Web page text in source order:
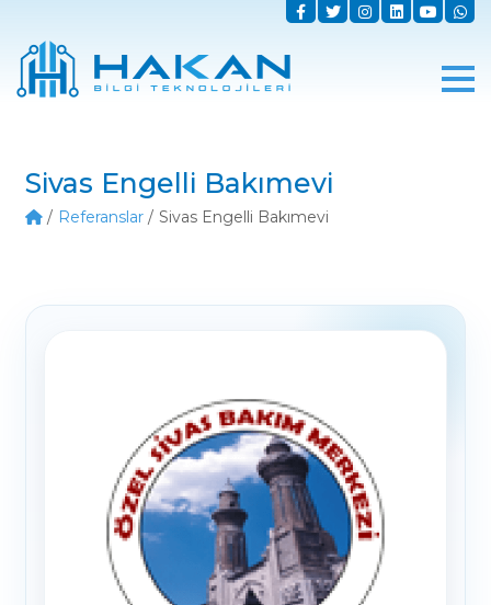
Sivas Engelli Bakımevi
Referanslar Sivas Engelli Bakımevi